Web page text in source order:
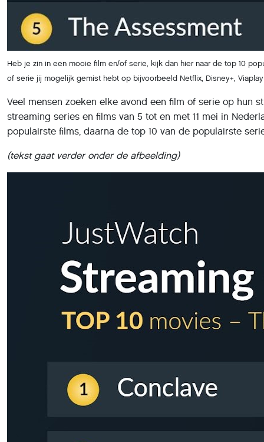
Heb je zin in een mooie film en/of serie, kijk dan hier naar de top 10
of serie jij mogelijk gemist hebt op bijvoorbeeld Netflix, Disney+,
Veel mensen zoeken elke avond een film of serie op hun
streaming series en films van 5 tot en met 11 mei in
populairste films, daarna de top 10 van de populairste
(tekst gaat verder onder de afbeelding)